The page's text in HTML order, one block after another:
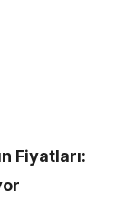
Fiyatları: